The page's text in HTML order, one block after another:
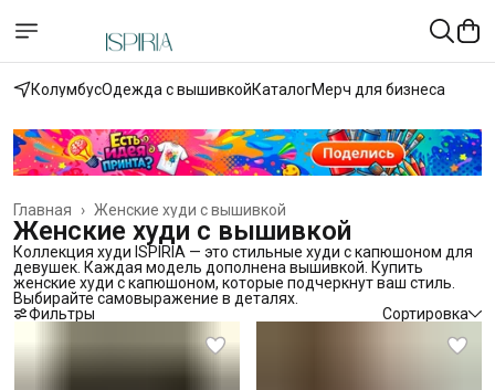
КолумбусОдежда с вышивкойКаталогМерч для бизнеса
Женские худи с вышивкой
Главная ›
Женские худи с вышивкой
Коллекция худи ISPIRIA — это стильные худи с капюшоном для
девушек. Каждая модель дополнена вышивкой. Купить
женские худи с капюшоном, которые подчеркнут ваш стиль.
Выбирайте самовыражение в деталях.
Фильтры
Сортировка